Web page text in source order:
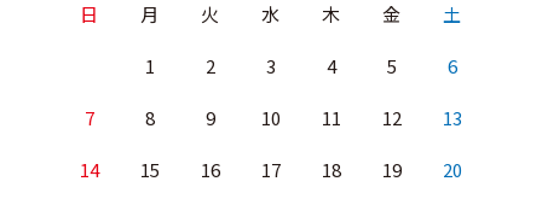
日 月 火 水 木 金 土
1 2 3 4 5 6
7 8 9 10 11 12 13
14 15 16 17 18 19 20